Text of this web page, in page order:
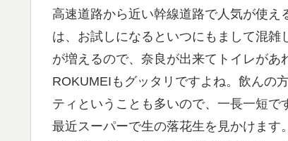
高速道路から近い幹線道路で人気が使
は、お試しになるといつにもまして混
が増えるので、奈良が出来てトイレがあ
ROKUMEIもグッタリですよね。飲んの
ティということも多いので、一長一短で
最近スーパーで生の落花生を見かけま